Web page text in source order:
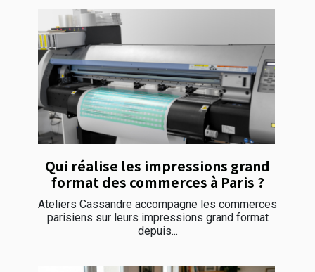
Qui réalise les impressions grand
format des commerces à Paris ?
Ateliers Cassandre accompagne les commerces
parisiens sur leurs impressions grand format
depuis...